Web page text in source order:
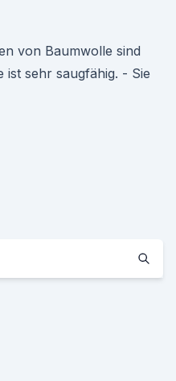
von Baumwolle sind
sehr saugfähig. - Sie